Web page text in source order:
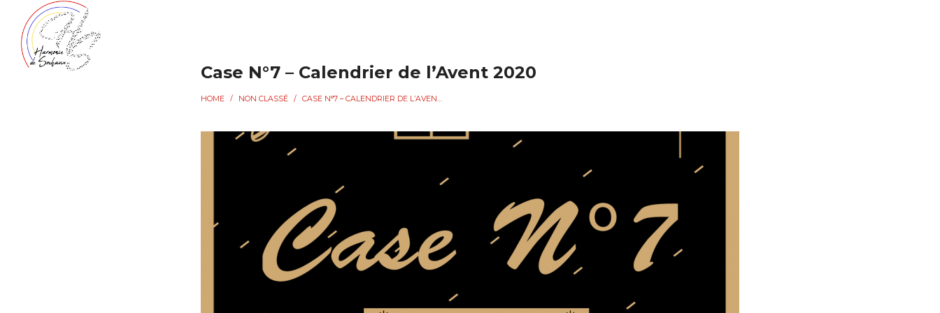
HARMONIE
HARMONIE
ACCUEIL L'ASSOCIATION L'ÉCOLE DE MUSIQUE
Case N°7 – Calendrier de l’Avent 2020
HOME / NON CLASSÉ / CASE N°7 – CALENDRIER DE L’AVENT 2020